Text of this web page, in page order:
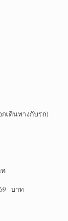
ดินทางกับรถ)
าท